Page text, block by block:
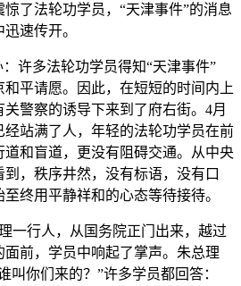
惊了法轮功学员，“天津事件”的消息
速传开。
：许多法轮功学员得知“天津事件”
平请愿。因此，在短短的时间内上
警察的诱导下来到了府右街。4月
经站满了人，年轻的法轮功学员在前
和盲道，更没有阻碍交通。从中央
，秩序井然，没有标语，没有口
终用平静祥和的心态等待接待。
一行人，从国务院正门出来，越过
前，学员中响起了掌声。朱总理
叫你们来的？”许多学员都回答：